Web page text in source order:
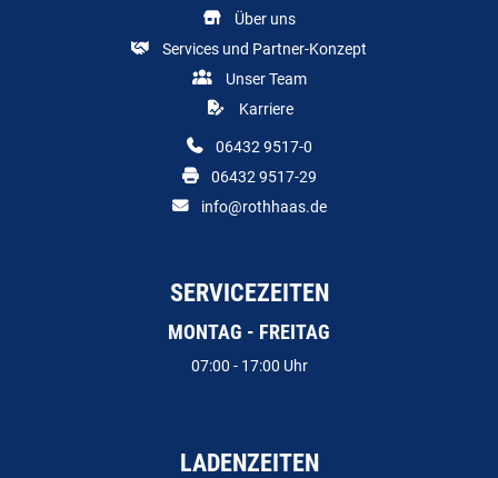
Über uns
Services und Partner-Konzept
Unser Team
Karriere
06432 9517-0
06432 9517-29
info@rothhaas.de
SERVICEZEITEN
MONTAG - FREITAG
07:00 - 17:00 Uhr
LADENZEITEN